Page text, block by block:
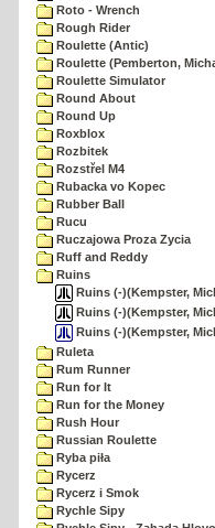
Roto - Wrench
Rough Rider
Roulette (Antic)
Roulette (Pemberton,
Roulette Simulator
Round About
Round Up
Roxblox
Rozbitek
Rozstřel M4
Rubacka vo Kopec
Rubber Ball
Rucu
Ruczajowa Proza Zycia
Ruff and Reddy
Ruins
Ruins (-)(Kempster,
Ruins (-)(Kempster,
Ruins (-)(Kempster,
Ruleta
Rum Runner
Run for It
Run for the Money
Rush Hour
Russian Roulette
Ryba piła
Rycerz
Rycerz i Smok
Rychle Sipy